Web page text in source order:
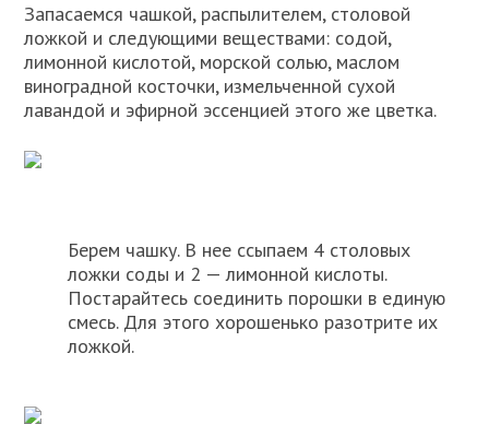
Запасаемся чашкой, распылителем, столовой
ложкой и следующими веществами: содой,
лимонной кислотой, морской солью, маслом
виноградной косточки, измельченной сухой
лавандой и эфирной эссенцией этого же цветка.
Берем чашку. В нее ссыпаем 4 столовых
ложки соды и 2 — лимонной кислоты.
Постарайтесь соединить порошки в единую
смесь. Для этого хорошенько разотрите их
ложкой.